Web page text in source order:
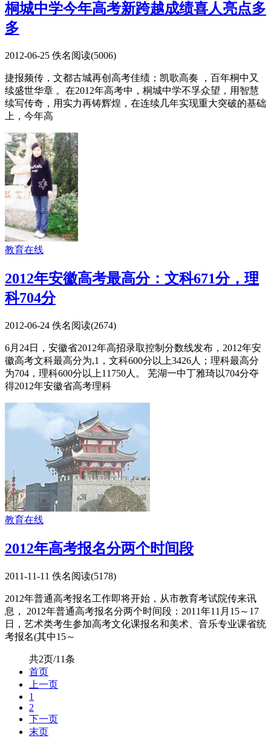
桐城中学今年高考新跨越成绩喜人亮点多
多
2012-06-25 佚名阅读(5006)
捷报频传，文都古城再创高考佳绩；凯歌高奏 ，百年桐中又
续盛世华章 。在2012年高考中，桐城中学不孚众望，用智慧
续写传奇，用实力再铸辉煌，在连续几年实现重大突破的基础
上，今年高
教育在线
2012年安徽高考最高分：文科671分，理
科704分
2012-06-24 佚名阅读(2674)
6月24日，安徽省2012年高招录取控制分数线发布，2012年安
徽高考文科最高分为,1，文科600分以上3426人；理科最高分
为704，理科600分以上11750人。 芜湖一中丁雅琦以704分夺
得2012年安徽省高考理科
教育在线
2012年高考报名分两个时间段
2011-11-11 佚名阅读(5178)
2012年普通高考报名工作即将开始，从市教育考试院传来讯
息， 2012年普通高考报名分两个时间段：2011年11月15～17
日，艺术类考生参加高考文化课报名和美术、音乐专业课省统
考报名(其中15～
共2页/11条
首页
上一页
1
2
下一页
末页